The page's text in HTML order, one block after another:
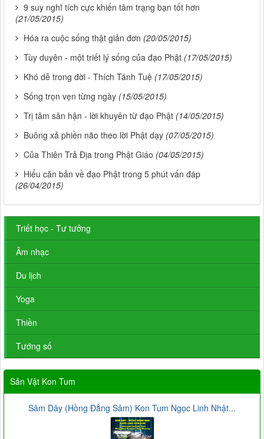
9 suy nghĩ tích cực khiến tâm trạng bạn tốt hơn
(21/05/2015)
Hóa ra cuộc sống thật giản đơn (20/05/2015)
Tùy duyên - một triết lý sống của đạo Phật (17/05/2015)
Khó dễ trong đời - Thích Tánh Tuệ (17/05/2015)
Sống trọn vẹn từng ngày (15/05/2015)
Trị tâm sân hận - lời khuyên từ đạo Phật (14/05/2015)
Buông xả phiền não theo lời Phật dạy (07/05/2015)
Của Thiên Trả Địa trong Phật Giáo (04/05/2015)
Hiểu căn bản về đạo Phật trong 5 phút vấn đáp
(26/04/2015)
Triết học - Tư tưởng
Âm nhạc
Du lịch
Yoga
Thiền
Tướng số
Sản Vật Kon Tum
Sâm Dây (Hồng Đẳng Sâm) Kon Tum Ngọc Linh Nhật...